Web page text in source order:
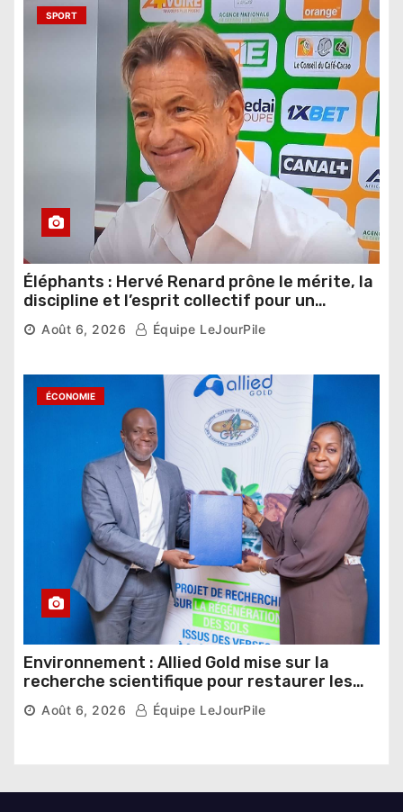
SPORT
Éléphants : Hervé Renard prône le mérite, la
discipline et l’esprit collectif pour un
nouveau départ
Août 6, 2026 Équipe LeJourPile
ÉCONOMIE
Environnement : Allied Gold mise sur la
recherche scientifique pour restaurer les
sols de ses sites miniers
Août 6, 2026 Équipe LeJourPile